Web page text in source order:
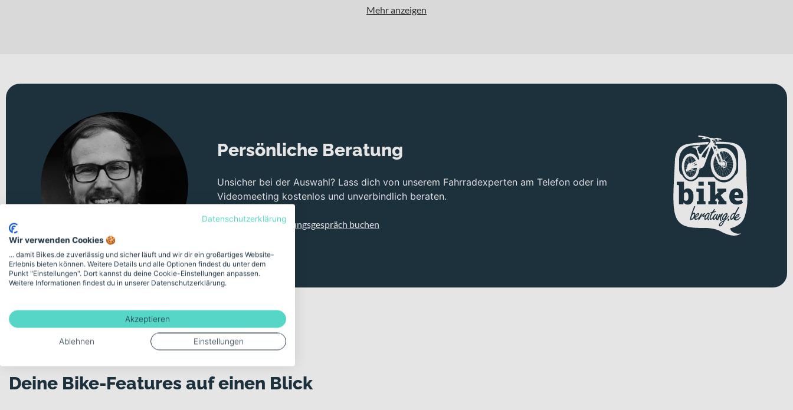
Mehr anzeigen
Persönliche Beratung
Unsicher bei der Auswahl? Lass dich von unserem Fahrradexperten am Telefon oder im
Videomeeting kostenlos und unverbindlich beraten.
Kostenloses Beratungsgespräch buchen
Deine Bike-Features auf einen Blick
Datenschutzerklärung
Wir verwenden Cookies 🍪
... damit Bikes.de zuverlässig und sicher läuft und wir dir ein großartiges Website-
Erlebnis bieten können. Weitere Details und alle Optionen findest du unter dem
Punkt "Einstellungen". Dort kannst du deine Cookie-Einstellungen anpassen.
Weitere Informationen findest du in unserer Datenschutzerklärung.
Akzeptieren
Ablehnen Einstellungen